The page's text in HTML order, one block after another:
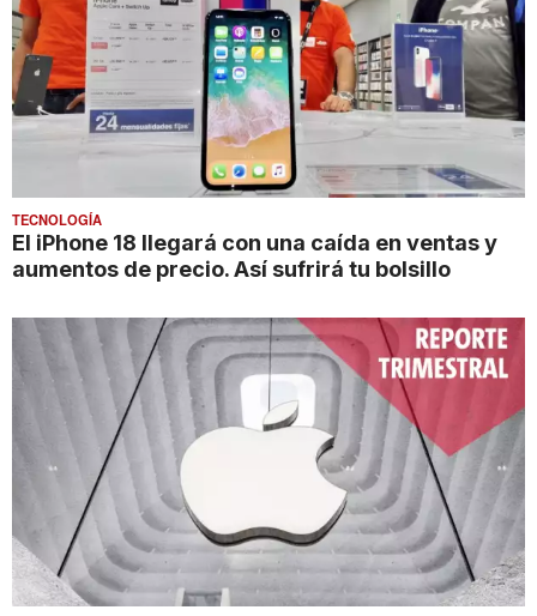
TECNOLOGÍA
El iPhone 18 llegará con una caída en ventas y
aumentos de precio. Así sufrirá tu bolsillo